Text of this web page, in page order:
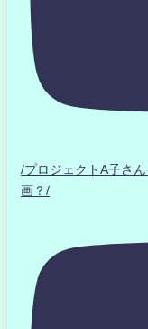
/プロジェクトA子さ
画？/